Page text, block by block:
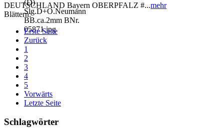
DEUTSCHLAND Bayern OBERPFALZ #...mehr
Blättern:
Erste Seite
Zurück
1
2
3
4
5
Vorwärts
Letzte Seite
Schlagwörter